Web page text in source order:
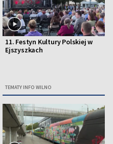
11. Festyn Kultury Polskiej w
Ejszyszkach
TEMATY INFO WILNO